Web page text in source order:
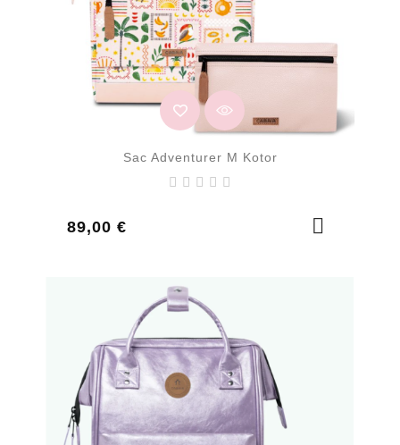
Sac Adventurer M Kotor
89,00 €
Prix